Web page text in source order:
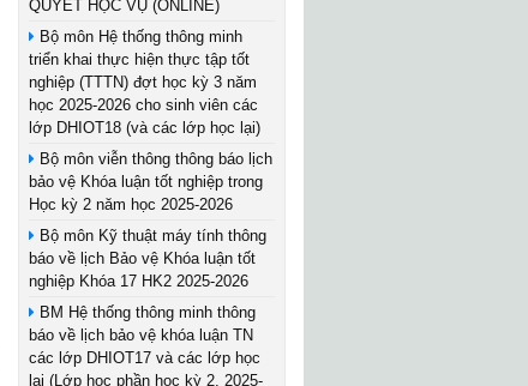
QUYẾT HỌC VỤ (ONLINE)
Bộ môn Hệ thống thông minh
triển khai thực hiện thực tập tốt
nghiệp (TTTN) đợt học kỳ 3 năm
học 2025-2026 cho sinh viên các
lớp DHIOT18 (và các lớp học lại)
Bộ môn viễn thông thông báo lịch
bảo vệ Khóa luận tốt nghiệp trong
Học kỳ 2 năm học 2025-2026
Bộ môn Kỹ thuật máy tính thông
báo về lịch Bảo vệ Khóa luận tốt
nghiệp Khóa 17 HK2 2025-2026
BM Hệ thống thông minh thông
báo về lịch bảo vệ khóa luận TN
các lớp DHIOT17 và các lớp học
lại (Lớp học phần học kỳ 2, 2025-